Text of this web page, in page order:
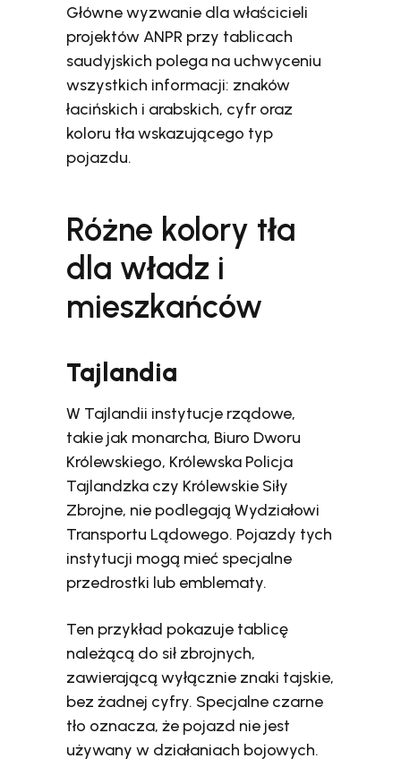
Główne wyzwanie dla właścicieli
projektów ANPR przy tablicach
saudyjskich polega na uchwyceniu
wszystkich informacji: znaków
łacińskich i arabskich, cyfr oraz
koloru tła wskazującego typ
pojazdu.
Różne kolory tła
dla władz i
mieszkańców
Tajlandia
W Tajlandii instytucje rządowe,
takie jak monarcha, Biuro Dworu
Królewskiego, Królewska Policja
Tajlandzka czy Królewskie Siły
Zbrojne, nie podlegają Wydziałowi
Transportu Lądowego. Pojazdy tych
instytucji mogą mieć specjalne
przedrostki lub emblematy.
Ten przykład pokazuje tablicę
należącą do sił zbrojnych,
zawierającą wyłącznie znaki tajskie,
bez żadnej cyfry. Specjalne czarne
tło oznacza, że pojazd nie jest
używany w działaniach bojowych.